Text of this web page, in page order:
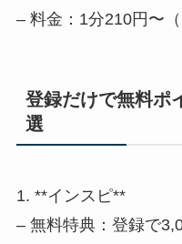
– 料金：1分210円〜
登録だけで無料ポ
選
1. **インスピ**
– 無料特典：登録で